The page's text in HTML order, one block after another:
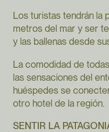
Los turistas tendrán la
metros del mar y ser
y las ballenas desde
La comodidad de
las sensaciones del
huéspedes se
otro hotel de la región.
SENTIR LA